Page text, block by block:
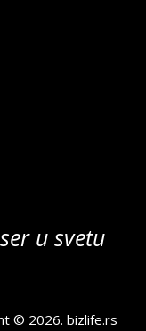
u svetu
© 2026.bizlife.rs